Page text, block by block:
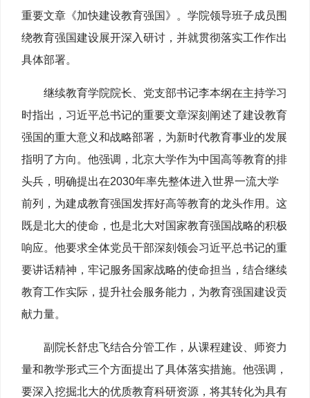
重要文章《加快建设教育强国》。学院领导班子成员围
绕教育强国建设展开深入研讨，并就贯彻落实工作作出
具体部署。
继续教育学院院长、党支部书记李本纲在主持学习
时指出，习近平总书记的重要文章深刻阐述了建设教育
强国的重大意义和战略部署，为新时代教育事业的发展
指明了方向。他强调，北京大学作为中国高等教育的排
头兵，明确提出在2030年率先整体进入世界一流大学
前列，为建成教育强国发挥好高等教育的龙头作用。这
既是北大的使命，也是北大对国家教育强国战略的积极
响应。他要求全体党员干部深刻领会习近平总书记的重
要讲话精神，牢记服务国家战略的使命担当，结合继续
教育工作实际，提升社会服务能力，为教育强国建设贡
献力量。
副院长舒忠飞结合分管工作，从课程建设、师资力
量和教学形式三个方面提出了具体落实措施。他强调，
要深入挖掘北大的优质教育科研资源，将其转化为具有